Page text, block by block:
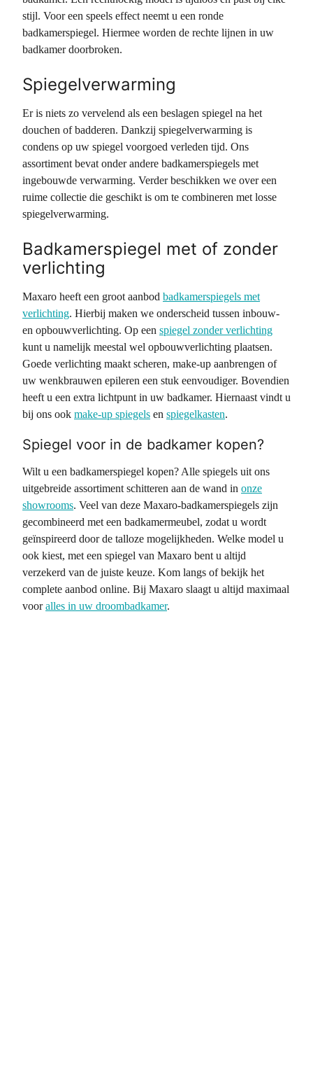
stijl. Voor een speels effect neemt u een ronde
badkamerspiegel. Hiermee worden de rechte lijnen in uw
badkamer doorbroken.
Spiegelverwarming
Er is niets zo vervelend als een beslagen spiegel na het
douchen of badderen. Dankzij spiegelverwarming is
condens op uw spiegel voorgoed verleden tijd. Ons
assortiment bevat onder andere badkamerspiegels met
ingebouwde verwarming. Verder beschikken we over een
ruime collectie die geschikt is om te combineren met losse
spiegelverwarming.
Badkamerspiegel met of zonder
verlichting
Maxaro heeft een groot aanbod badkamerspiegels met
verlichting. Hierbij maken we onderscheid tussen inbouw-
en opbouwverlichting. Op een spiegel zonder verlichting
kunt u namelijk meestal wel opbouwverlichting plaatsen.
Goede verlichting maakt scheren, make-up aanbrengen of
uw wenkbrauwen epileren een stuk eenvoudiger. Bovendien
heeft u een extra lichtpunt in uw badkamer. Hiernaast vindt u
bij ons ook make-up spiegels en spiegelkasten.
Spiegel voor in de badkamer kopen?
Wilt u een badkamerspiegel kopen? Alle spiegels uit ons
uitgebreide assortiment schitteren aan de wand in onze
showrooms. Veel van deze Maxaro-badkamerspiegels zijn
gecombineerd met een badkamermeubel, zodat u wordt
geïnspireerd door de talloze mogelijkheden. Welke model u
ook kiest, met een spiegel van Maxaro bent u altijd
verzekerd van de juiste keuze. Kom langs of bekijk het
complete aanbod online. Bij Maxaro slaagt u altijd maximaal
vooralles in uw droombadkamer.